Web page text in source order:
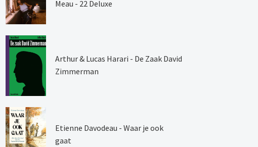
Meau - 22 Deluxe
Arthur & Lucas Harari - De Zaak David
Zimmerman
Etienne Davodeau - Waar je ook
gaat